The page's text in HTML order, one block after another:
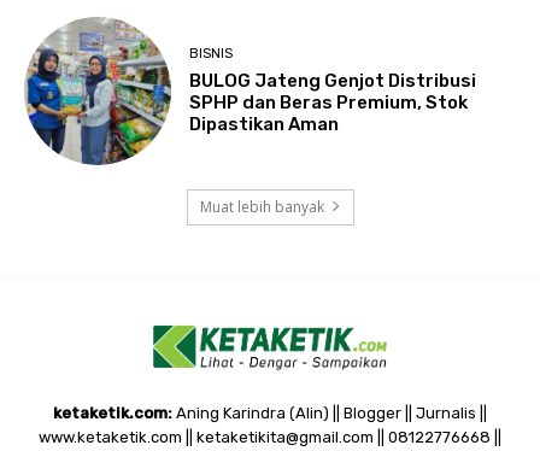
BISNIS
BULOG Jateng Genjot Distribusi
SPHP dan Beras Premium, Stok
Dipastikan Aman
Muat lebih banyak
ketaketik.com: Aning Karindra (Alin) || Blogger || Jurnalis ||
www.ketaketik.com || ketaketikita@gmail.com || 08122776668 ||